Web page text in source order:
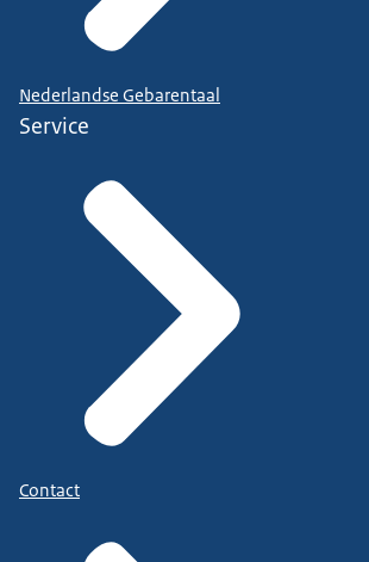
Nederlandse Gebarentaal
Service
Contact